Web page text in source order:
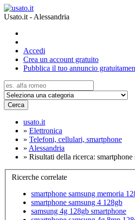
Usato.it - Alessandria
Accedi
Crea un account gratuito
Pubblica il tuo annuncio
Cerca
usato.it
» Elettronica
» Telefoni, cellulari, smartphone
» Alessandria
» Risultati della ricerca:
Ricerche correlate
smartphone samsung memoria
smartphone samsung 4 128gb
samsung 4g 128gb smartphone